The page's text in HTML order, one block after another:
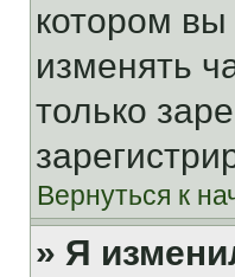
котором вы
изменять
только
Вернуться к
» Я